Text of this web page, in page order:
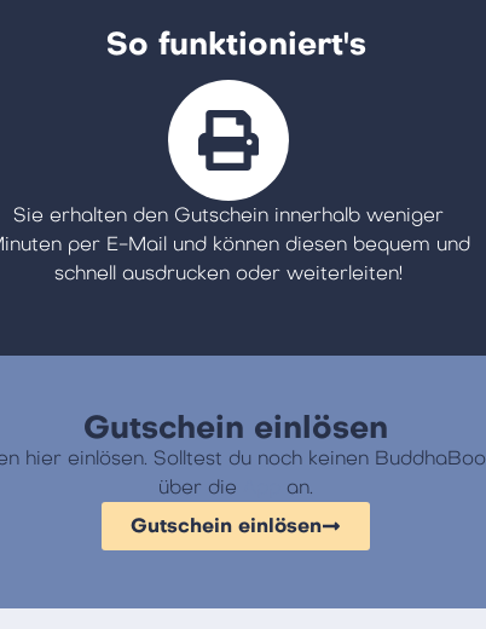
So funktioniert's
Sie erhalten den Gutschein innerhalb weniger
per E-Mail und können diesen bequem und
schnell ausdrucken oder weiterleiten!​
Gutschein einlösen
hier einlösen. Solltest du noch keinen
über die
an.
Gutschein einlösen